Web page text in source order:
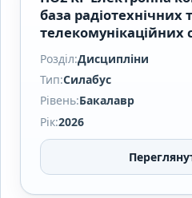
база радіотехнічних
телекомунікаційних
Розділ:Дисципліни
Тип:Силабус
Рівень:Бакалавр
Рік:2026